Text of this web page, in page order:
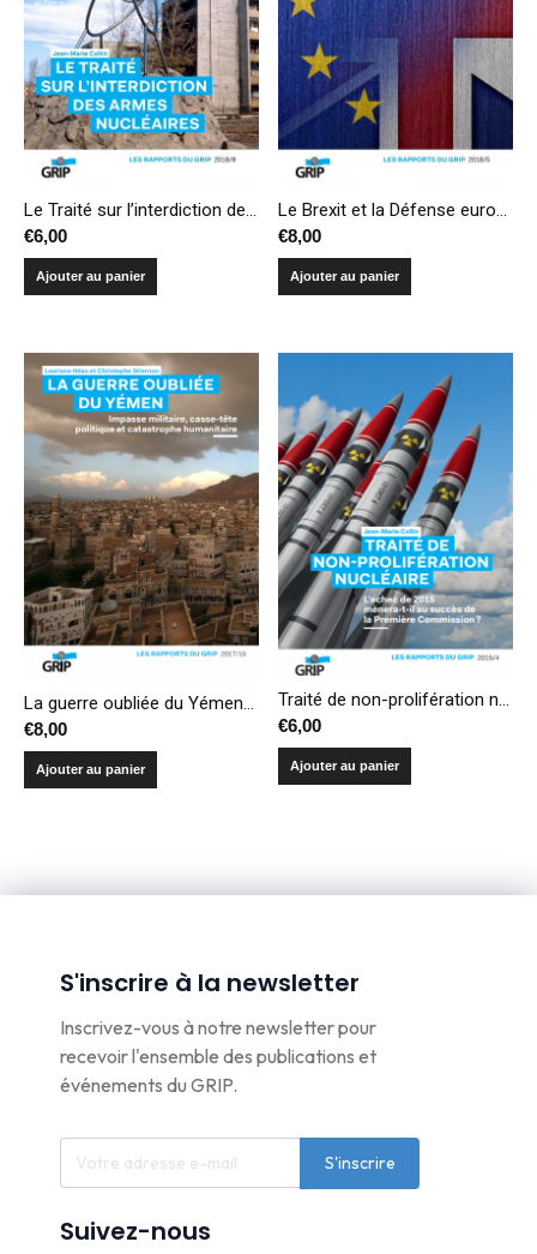
Le Traité sur l’interdiction des armes nucléaires
€6,00
Ajouter au panier
Le Brexit et la Défense européenne
€8,00
Ajouter au panier
€8,00
Ajouter au panier
Traité de non-prolifération nucléaire : l’échec de 2015 mènera-t-il au succès de la Première Commission ?
€6,00
Ajouter au panier
S'inscrire à la newsletter
Inscrivez-vous à notre newsletter pour
recevoir l'ensemble des publications et
événements du GRIP.
S'inscrire
Suivez-nous